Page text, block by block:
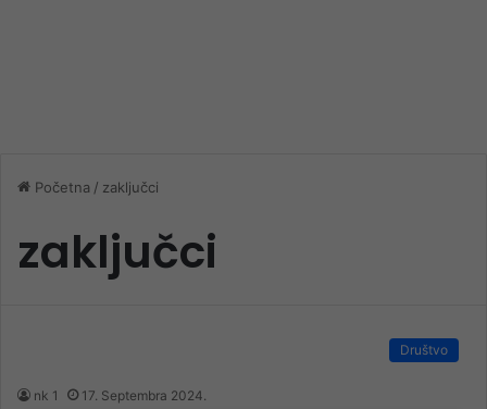
Početna / zaključci
zaključci
Društvo
nk 1 17. Septembra 2024.